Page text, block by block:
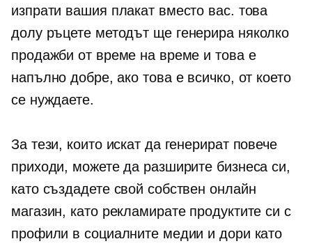
изпрати вашия плакат вместо вас. това
долу ръцетеметодът ще генерира няколко
продажби от време на време и това е
напълно добре, ако това е всичко, от което
се нуждаете.
За тези, които искат да генерират повече
приходи, можете да разширите бизнеса си,
като създадете свой собствен онлайн
магазин, като рекламирате продуктите си с
профили в социалните медии и дори като